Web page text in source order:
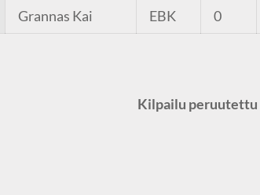
Grannas Kai EBK 0
Kilpailu peruutettu